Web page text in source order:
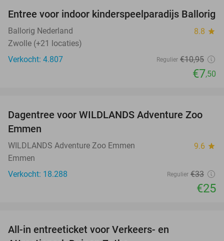
32%
Entree voor indoor kinderspeelparadijs Ballorig
Ballorig Nederland 8.8 star
Zwolle (+21 locaties)
Verkocht: 4.807
Regulier €10,95
€7,50
24%
Dagentree voor WILDLANDS Adventure Zoo
Emmen
WILDLANDS Adventure Zoo Emmen 9.6 star
Emmen
Verkocht: 18.288
Regulier €33
€25
All-in entreeticket voor Verkeers- en